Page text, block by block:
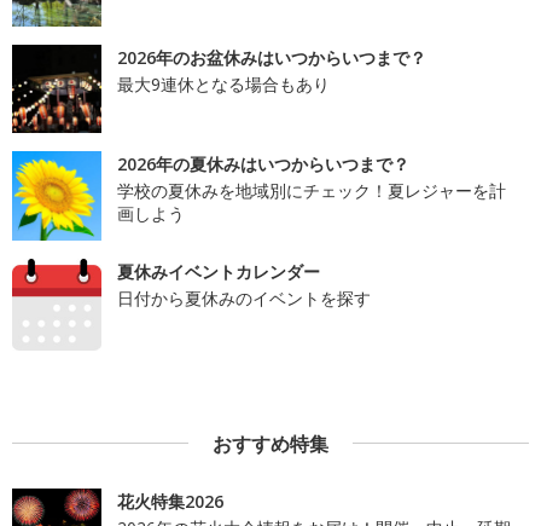
2026年のお盆休みはいつからいつまで？
最大9連休となる場合もあり
2026年の夏休みはいつからいつまで？
学校の夏休みを地域別にチェック！夏レジャーを計
画しよう
夏休みイベントカレンダー
日付から夏休みのイベントを探す
おすすめ特集
花火特集2026